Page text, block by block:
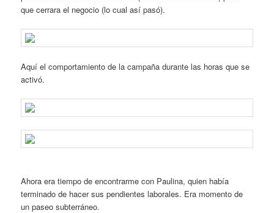
que cerrara el negocio (lo cual así pasó).
Aquí el comportamiento de la campaña durante las horas que se
activó.
Ahora era tiempo de encontrarme con Paulina, quien había
terminado de hacer sus pendientes laborales. Era momento de
un paseo subterráneo.